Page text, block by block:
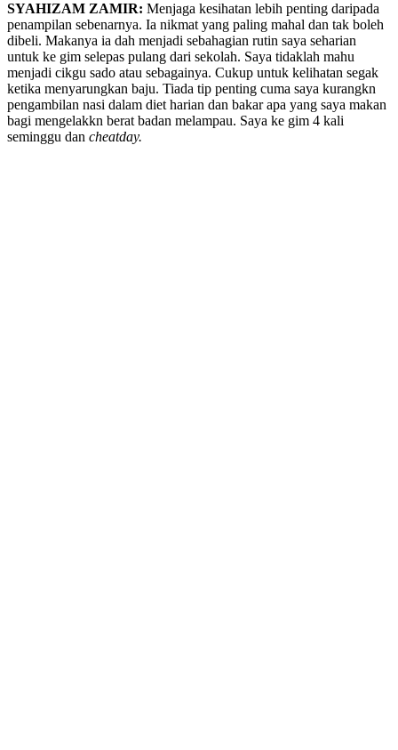
SYAHIZAM ZAMIR: Menjaga kesihatan lebih penting daripada
penampilan sebenarnya. Ia nikmat yang paling mahal dan tak boleh
dibeli. Makanya ia dah menjadi sebahagian rutin saya seharian
untuk ke gim selepas pulang dari sekolah. Saya tidaklah mahu
menjadi cikgu sado atau sebagainya. Cukup untuk kelihatan segak
ketika menyarungkan baju. Tiada tip penting cuma saya kurangkn
pengambilan nasi dalam diet harian dan bakar apa yang saya makan
bagi mengelakkn berat badan melampau. Saya ke gim 4 kali
seminggu dan cheatday.